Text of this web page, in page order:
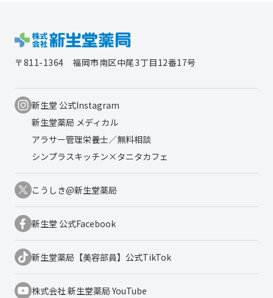
〒811-1364 福岡市南区中尾3丁目12番17号
新生堂 公式Instagram
新生堂薬局 メディカル
アラサー管理栄養士／無料相談
シンプラスキッチン×タニタカフェ
こうしき@新生堂薬局
新生堂 公式Facebook
新生堂薬局【美容部員】公式TikTok
株式会社 新生堂薬局 YouTube